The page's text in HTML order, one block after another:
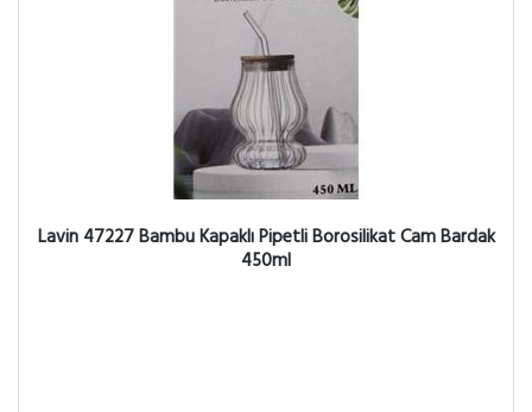
Lavin 47227 Bambu Kapaklı Pipetli Borosilikat Cam Bardak
450ml